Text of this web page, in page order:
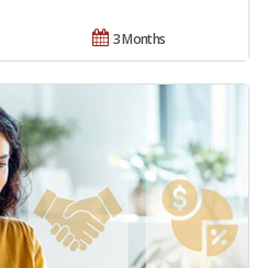
3 Months